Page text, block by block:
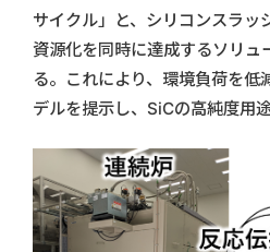
サイクル」と、シリコンスラッ
資源化を同時に達成するソリュ
る。これにより、環境負荷を低
デルを提示し、SiCの高純度用